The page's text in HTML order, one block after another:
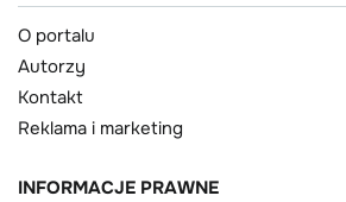
O portalu
Autorzy
Kontakt
Reklama i marketing
INFORMACJE PRAWNE